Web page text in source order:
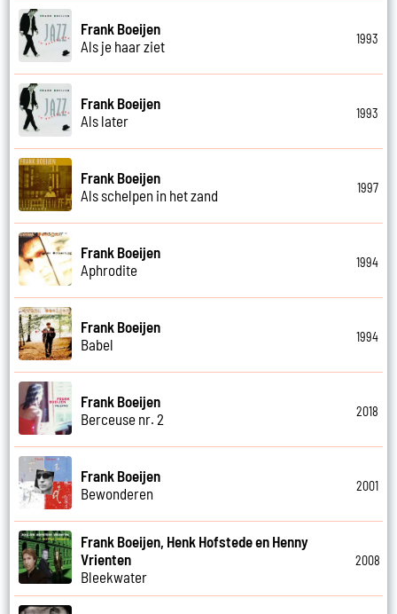
Frank Boeijen
Als je haar ziet
1993
Frank Boeijen
Als later
1993
Frank Boeijen
Als schelpen in het zand
1997
Frank Boeijen
Aphrodite
1994
Frank Boeijen
Babel
1994
Frank Boeijen
Berceuse nr. 2
2018
Frank Boeijen
Bewonderen
2001
Frank Boeijen, Henk Hofstede en Henny
Vrienten
Bleekwater
2008